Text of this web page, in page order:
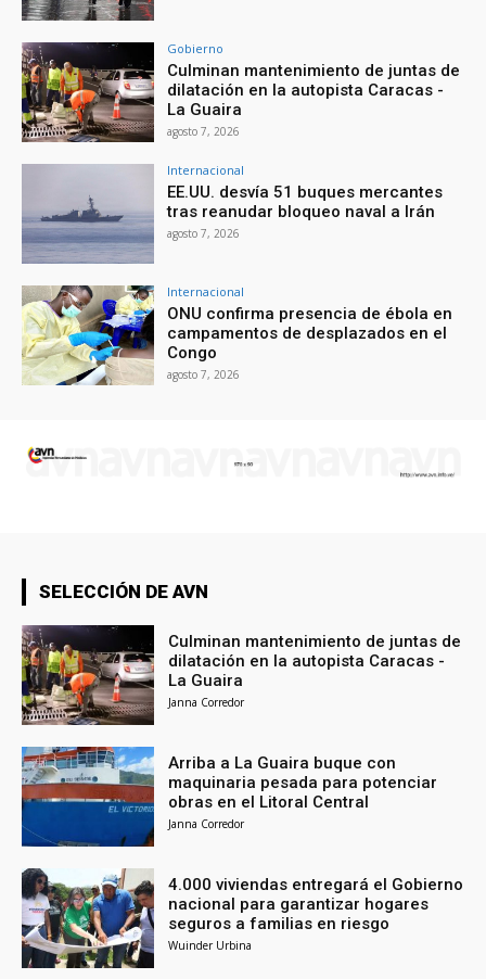
Gobierno
Culminan mantenimiento de juntas de
dilatación en la autopista Caracas -
La Guaira
agosto 7, 2026
Internacional
EE.UU. desvía 51 buques mercantes
tras reanudar bloqueo naval a Irán
agosto 7, 2026
Internacional
ONU confirma presencia de ébola en
campamentos de desplazados en el
Congo
agosto 7, 2026
SELECCIÓN DE AVN
Culminan mantenimiento de juntas de
dilatación en la autopista Caracas -
La Guaira
Janna Corredor
Arriba a La Guaira buque con
maquinaria pesada para potenciar
obras en el Litoral Central
Janna Corredor
4.000 viviendas entregará el Gobierno
nacional para garantizar hogares
seguros a familias en riesgo
Wuinder Urbina